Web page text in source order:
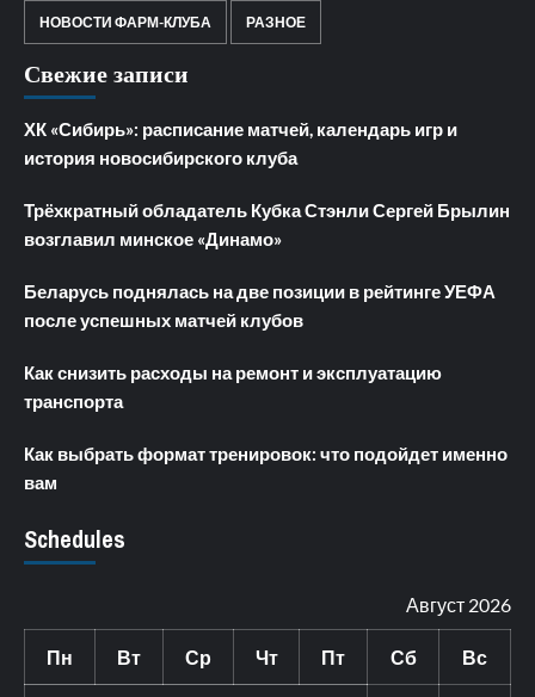
НОВОСТИ ФАРМ-КЛУБА РАЗНОЕ
Свежие записи
ХК «Сибирь»: расписание матчей, календарь игр и
история новосибирского клуба
Трёхкратный обладатель Кубка Стэнли Сергей Брылин
возглавил минское «Динамо»
Беларусь поднялась на две позиции в рейтинге УЕФА
после успешных матчей клубов
Как снизить расходы на ремонт и эксплуатацию
транспорта
Как выбрать формат тренировок: что подойдет именно
вам
Schedules
Август 2026
Пн Вт Ср Чт Пт Сб Вс